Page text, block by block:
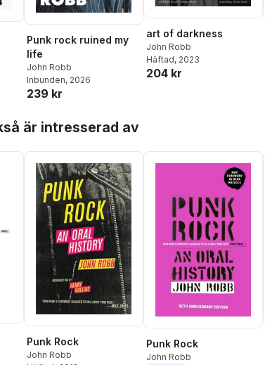
Punk rock ruined my
life
John Robb
Inbunden, 2026
239 kr
art of darkness
John Robb
Häftad, 2023
204 kr
är intresserad av
Punk Rock
John Robb
Punk Rock
John Robb